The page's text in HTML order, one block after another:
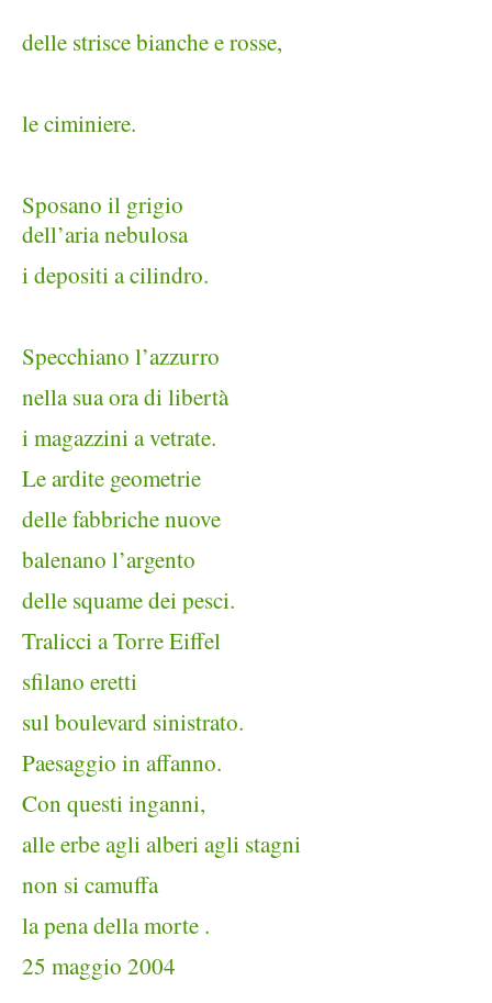
delle strisce bianche e rosse,
le ciminiere.
Sposano il grigio
dell’aria nebulosa
i depositi a cilindro.
Specchiano l’azzurro
nella sua ora di libertà
i magazzini a vetrate.
Le ardite geometrie
delle fabbriche nuove
balenano l’argento
delle squame dei pesci.
Tralicci a Torre Eiffel
sfilano eretti
sul boulevard sinistrato.
Paesaggio in affanno.
Con questi inganni,
alle erbe agli alberi agli stagni
non si camuffa
la pena della morte .
25 maggio 2004